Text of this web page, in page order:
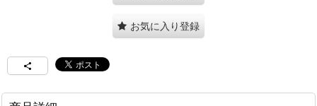
お気に入り登録